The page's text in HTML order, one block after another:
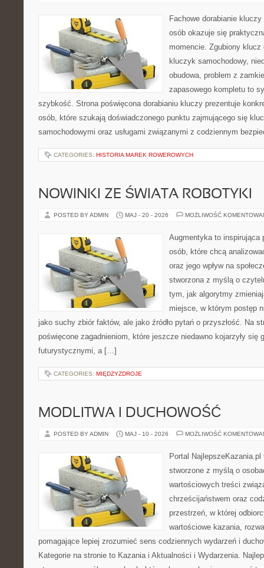
Fachowe dorabianie
osób okazuje się
momencie. Zgubiony
kluczyk samochodowy,
obudowa, problem z
zapasowego kompletu to
szybkość. Strona poświęcona dorabianiu kluczy prezentuje
osób, które szukają doświadczonego punktu zajmującego się
samochodowymi oraz usługami związanymi z codziennym
CATEGORIES: HISTORIA MAREK ROWEROWYCH
NOWINKI ZE ŚWIATA ROBOTYKI
POSTED BY ADMIN MAJ - 20 - 2026 MOŻLIWOŚĆ
Augmentyka to inspirująca
osób, które chcą
oraz jego wpływ na
stworzona z myślą o
tym, jak algorytmy
miejsce, w którym postęp
jako suchy zbiór faktów, ale jako źródło pytań o przyszłość. Na
poświęcone zagadnieniom, które jeszcze niedawno kojarzyły się
futurystycznymi, a […]
CATEGORIES: MIĘDZYZDROJE
MODLITWA I DUCHOWOŚĆ
POSTED BY ADMIN MAJ - 10 - 2026 MOŻLIWOŚĆ
Portal
stworzone z myślą o
wartościowych treści
chrześcijaństwem oraz
przestrzeń, w której
wartościowe kazania,
pomagające lepiej zrozumieć sens codziennych wydarzeń i
Kategorie na stronie to Kazania i Aktualności i Wydarzenia.